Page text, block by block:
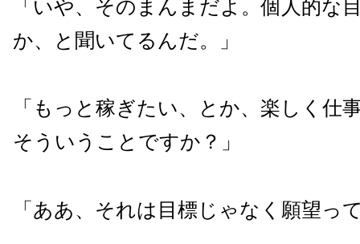
「いや、そのまんまだよ。個人的な
か、と聞いてるんだ。」
「もっと稼ぎたい、とか、楽しく仕
そういうことですか？」
「ああ、それは目標じゃなく願望っ